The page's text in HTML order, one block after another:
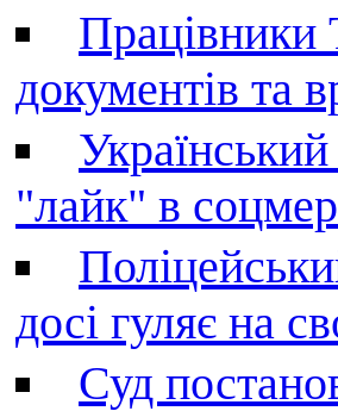
Працівники
документів та
"лайк" в
досі гуляє на
Суд